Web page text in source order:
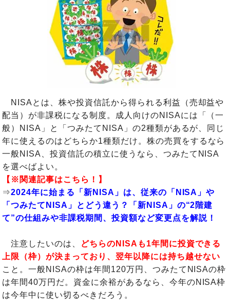
NISAとは、株や投資信託から得られる利益（売却益や
配当）が非課税になる制度。成人向けのNISAには「（一
般）NISA」と「つみたてNISA」の2種類があるが、同じ
年に使えるのはどちらか1種類だけ。株の売買をするなら
一般NISA、投資信託の積立に使うなら、つみたてNISA
を選べばよい。
【※関連記事はこちら！】
⇒2024年に始まる「新NISA」は、従来の「NISA」や
「つみたてNISA」とどう違う？「新NISA」の“2階建
て”の仕組みや非課税期間、投資額など変更点を解説！
注意したいのは、
どちらのNISAも1年間に投資できる
上限（枠）が決まっており、翌年以降には持ち越せない
こと。一般NISAの枠は年間120万円、つみたてNISAの枠
は年間40万円だ。資金に余裕があるなら、今年のNISA枠
は今年中に使い切るべきだろう。